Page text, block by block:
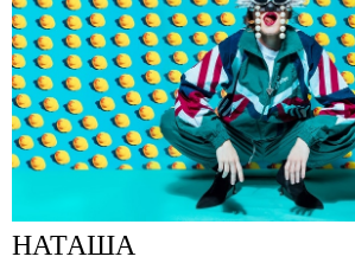
НАТАША